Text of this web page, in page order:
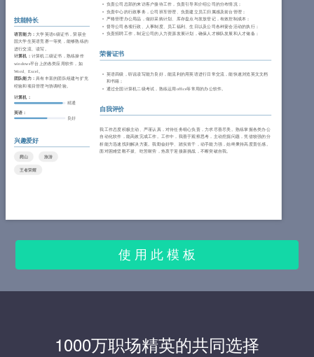
技能特长
语言能力：大学英语6级证书，荣获全
国大学生英语竞赛一等奖，能够熟练的
进行交流、读写。
计算机： 计算机二级证书，熟练操作
windows平台上的各类应用软件，如
Word、Excel。
团队能力：具有丰富的团队组建与扩充
经验和项目管理与协调经验。
计算机：
精通
英语：
良好
兴趣爱好
爬山 旅游
王者荣耀
负责公司总部的来访客户接待工作，负责引导和介绍公司的分布情况；
负责中心的行政事务，公司班车管理、负责建立员工归属感及前台管理；
严格管理办公用品，做好采购计划、库存盘点与发放登记，有效控制成本；
督导公司各项行政、人事制度、员工福利、生日以及公司各种宴会活动的执行；
负责招聘工作，制定公司的人力资源发展计划，确保人才梯队发展和人才储备；
荣誉证书
英语四级，听说读写能力良好，能流利的用英语进行日常交流，能快速浏览英文文档
和书籍；
通过全国计算机二级考试，熟练运用office等常用的办公软件。
自我评价
我工作态度积极主动、严谨认真，对待任务细心负责，力求尽善尽美。熟练掌握各类办公
自动化软件，能高效完成工作。工作中，我善于观察思考，主动挖掘问题，凭借较强的分
析能力迅速找到解决方案。我勤奋好学、踏实肯干，动手能力强，始终秉持高度责任感。
面对困难坚毅不拔、吃苦耐劳，热衷于迎接新挑战，不断突破自我。
使 用 此 模 板
1000万职场精英的共同选择